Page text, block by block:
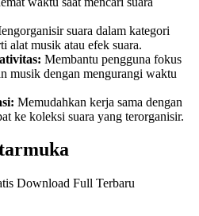
suara dalam kategori
alat musik atau efek suara.
Membantu pengguna fokus
musik dengan mengurangi waktu
Memudahkan kerja sama dengan
ke koleksi suara yang terorganisir.